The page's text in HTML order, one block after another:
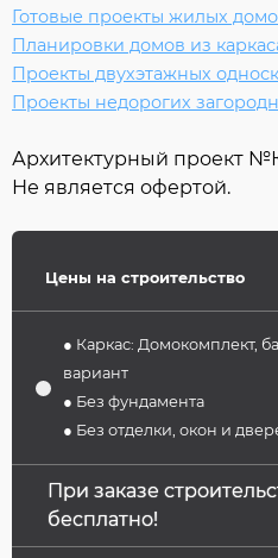
Готовые проекты жилых
Планировки домов из
Проекты двухэтажных
Проекты недорогих
Архитектурный проект №
Не является офертой.
Цены на строительство
● Каркас: Домокомплект,
вариант
● Без фундамента
● Без отделки, окон и
При заказе
бесплатно!